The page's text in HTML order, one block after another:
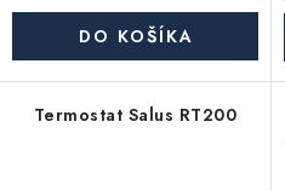
DO KOŠÍKA
Termostat Salus RT200